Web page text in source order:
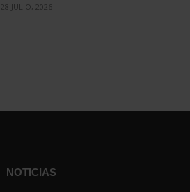
28 JULIO, 2026
NOTICIAS